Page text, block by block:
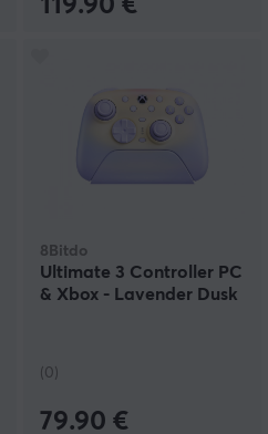
8Bitdo
Ultimate 3 Controller PC
& Xbox - Lavender Dusk
(0)
79.90 €